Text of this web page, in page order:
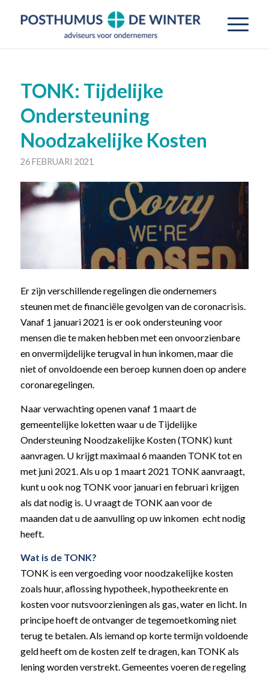
TONK: Tijdelijke
Ondersteuning
Noodzakelijke Kosten
26 FEBRUARI 2021
Er zijn verschillende regelingen die ondernemers
steunen met de financiële gevolgen van de coronacrisis.
Vanaf 1 januari 2021 is er ook ondersteuning voor
mensen die te maken hebben met een onvoorzienbare
en onvermijdelijke terugval in hun inkomen, maar die
niet of onvoldoende een beroep kunnen doen op andere
coronaregelingen.
Naar verwachting openen vanaf 1 maart de
gemeentelijke loketten waar u de Tijdelijke
Ondersteuning Noodzakelijke Kosten (TONK) kunt
aanvragen. U krijgt maximaal 6 maanden TONK tot en
met juni 2021. Als u op 1 maart 2021 TONK aanvraagt,
kunt u ook nog TONK voor januari en februari krijgen
als dat nodig is. U vraagt de TONK aan voor de
maanden dat u de aanvulling op uw inkomen echt nodig
heeft.
Wat is de TONK?
TONK is een vergoeding voor noodzakelijke kosten
zoals huur, aflossing hypotheek, hypotheekrente en
kosten voor nutsvoorzieningen als gas, water en licht. In
principe hoeft de ontvanger de tegemoetkoming niet
terug te betalen. Als iemand op korte termijn voldoende
geld heeft om de kosten zelf te dragen, kan TONK als
lening worden verstrekt. Gemeentes voeren de regeling